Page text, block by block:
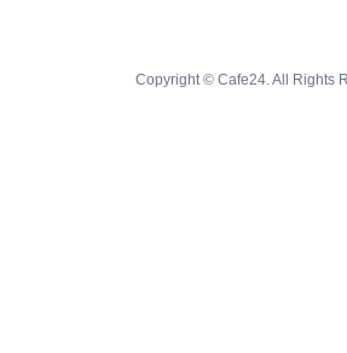
Copyright © Cafe24. All Rights